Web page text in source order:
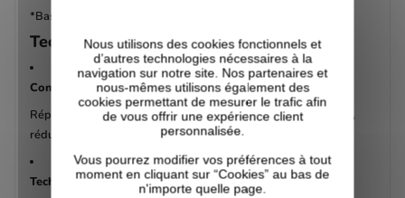
*Basé sur des tests instrumentaux sur fibres capillaires.
Technologies & ingrédients clés
Complexe Bond réparateur
Répare et renforce les liaisons capillaires, améliore l’élasticité,
réduit la casse et équilibre la porosité.
Technologie submicronique
Nous utilisons des cookies fonctionnels et
d’autres technologies nécessaires à la
navigation sur notre site. Nos partenaires et
nous-mêmes utilisons également des
cookies permettant de mesurer le trafic afin
de vous offrir une expérience client
personnalisée.
Vous pourrez modifier vos préférences à tout
moment en cliquant sur “Cookies” au bas de
n'importe quelle page.